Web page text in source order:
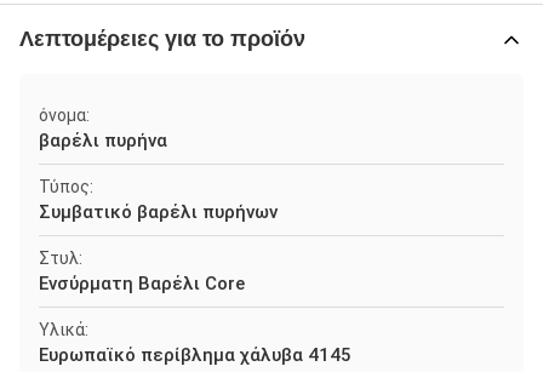
Λεπτομέρειες για το προϊόν
όνομα:
βαρέλι πυρήνα
Τύπος:
Συμβατικό βαρέλι πυρήνων
Στυλ:
Ενσύρματη Βαρέλι Core
Υλικά:
Ευρωπαϊκό περίβλημα χάλυβα 4145